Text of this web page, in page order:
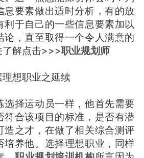
息要素做出适时分析，有的放
利于自己的一些信息要素加以
论，直至取得一个令人满意的
了解点击>>>职业规划师
想职业之延续
择运动员一样，他首先需要
符合该项目的标准，是否有潜
造之才，在做了相关综合测评
培养他。选择理想职业，同样